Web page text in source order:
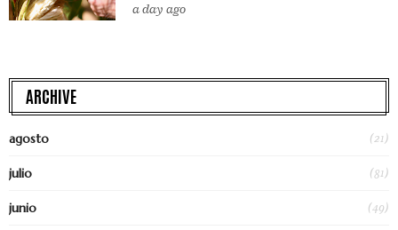
a day ago
ARCHIVE
agosto (21)
julio (81)
junio (49)